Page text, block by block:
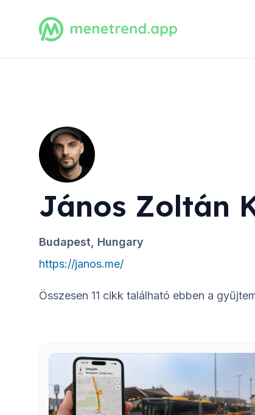
János Zoltán
Budapest, Hungary
https://janos.me/
Összesen 11 cikk található ebben a